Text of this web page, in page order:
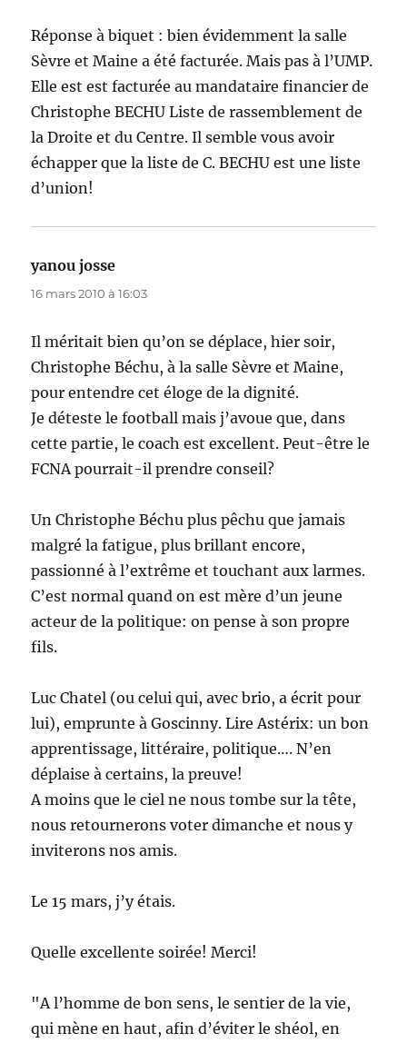
Réponse à biquet : bien évidemment la salle
Sèvre et Maine a été facturée. Mais pas à l’UMP.
Elle est est facturée au mandataire financier de
Christophe BECHU Liste de rassemblement de
la Droite et du Centre. Il semble vous avoir
échapper que la liste de C. BECHU est une liste
d’union!
yanou josse
16 mars 2010 à 16:03
Il méritait bien qu’on se déplace, hier soir,
Christophe Béchu, à la salle Sèvre et Maine,
pour entendre cet éloge de la dignité.
Je déteste le football mais j’avoue que, dans
cette partie, le coach est excellent. Peut-être le
FCNA pourrait-il prendre conseil?
Un Christophe Béchu plus pêchu que jamais
malgré la fatigue, plus brillant encore,
passionné à l’extrême et touchant aux larmes.
C’est normal quand on est mère d’un jeune
acteur de la politique: on pense à son propre
fils.
Luc Chatel (ou celui qui, avec brio, a écrit pour
lui), emprunte à Goscinny. Lire Astérix: un bon
apprentissage, littéraire, politique…. N’en
déplaise à certains, la preuve!
A moins que le ciel ne nous tombe sur la tête,
nous retournerons voter dimanche et nous y
inviterons nos amis.
Le 15 mars, j’y étais.
Quelle excellente soirée! Merci!
"A l’homme de bon sens, le sentier de la vie,
qui mène en haut, afin d’éviter le shéol, en